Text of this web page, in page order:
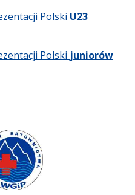
Polski U23
Polski juniorów
Ratownictwa WGiP